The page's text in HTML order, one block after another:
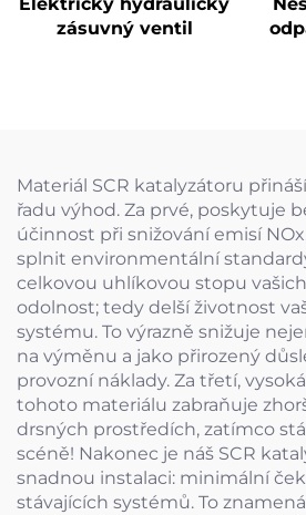
zásuvný ventil
Materiál SCR katalyzátoru
řadu výhod. Za prvé, poskytuje
účinnost při snižování emisí
splnit environmentální
celkovou uhlíkovou stopu
odolnost; tedy delší životnost
systému. To výrazně snižuje
na výměnu a jako přirozený
provozní náklady. Za třetí,
tohoto materiálu zabraňuje
drsných prostředích, zatímco
scéně! Nakonec je náš SCR
snadnou instalaci: minimální
stávajících systémů. To